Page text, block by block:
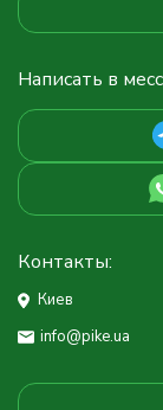
Написать в
Контакты:
Киев
info@pike.ua